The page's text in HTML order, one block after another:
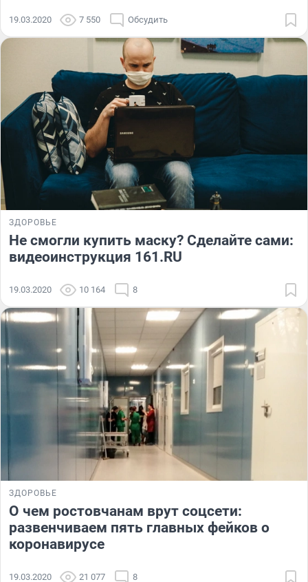
19.03.2020 7 550 Обсудить
ЗДОРОВЬЕ
Не смогли купить маску? Сделайте сами:
видеоинструкция 161.RU
19.03.2020 10 164 8
ЗДОРОВЬЕ
О чем ростовчанам врут соцсети:
развенчиваем пять главных фейков о
коронавирусе
19.03.2020 21 077 8